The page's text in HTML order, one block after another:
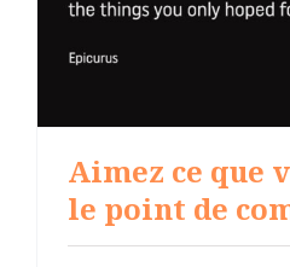
Aimez ce que
le point de